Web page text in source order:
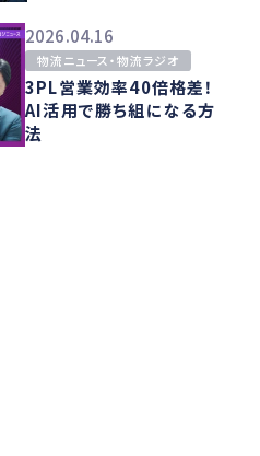
2026.04.16
物流ニュース・物流ラジオ
3PL営業効率40倍格差！
AI活用で勝ち組になる方
法